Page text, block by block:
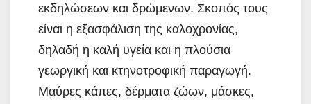
εκδηλώσεων και δρώμενων. Σκοπός τους
είναι η εξασφάλιση της καλοχρονίας,
δηλαδή η καλή υγεία και η πλούσια
γεωργική και κτηνοτροφική παραγωγή.
Μαύρες κάπες, δέρματα ζώων, μάσκες,